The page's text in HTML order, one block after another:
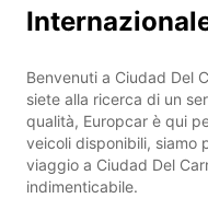
Benvenuti a Ciudad Del
siete alla ricerca di un
qualità, Europcar è qui
veicoli disponibili, siamo
viaggio a Ciudad Del
indimenticabile.